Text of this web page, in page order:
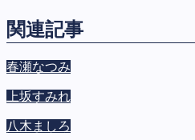
関連記事
春瀬なつみ
上坂すみれ
八木ましろ